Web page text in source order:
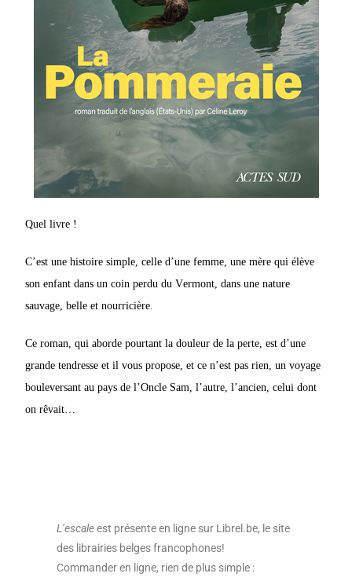
Quel livre !
C’est une histoire simple, celle d’une femme, une mère qui élève
son enfant dans un coin perdu du Vermont, dans une nature
sauvage, belle et nourricière.
Ce roman, qui aborde pourtant la douleur de la perte, est d’une
grande tendresse et il vous propose, et ce n’est pas rien, un voyage
bouleversant au pays de l’Oncle Sam, l’autre, l’ancien, celui dont
on rêvait…
L’escaleest présente en ligne sur Librel.be, le site
des librairies belges francophones!
Commander en ligne, rien de plus simple :